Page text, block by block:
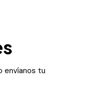
envíanos tu